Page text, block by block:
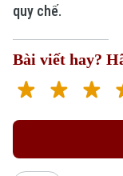
quy chế.
Bài viết hay?